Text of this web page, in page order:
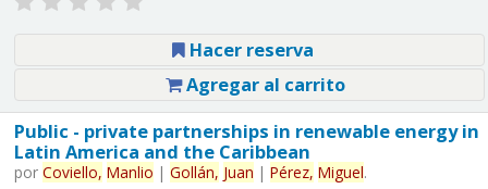
Hacer reserva
Agregar al carrito
Public - private partnerships in renewable energy in
Latin America and the Caribbean
por Coviello, Manlio | Gollán, Juan | Pérez, Miguel.